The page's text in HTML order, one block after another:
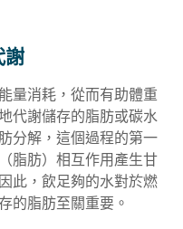
謝
量消耗，從而有助體重
代謝儲存的脂肪或碳水
分解，這個過程的第一
脂肪）相互作用產生甘
此，飲足夠的水對於燃
的脂肪至關重要。